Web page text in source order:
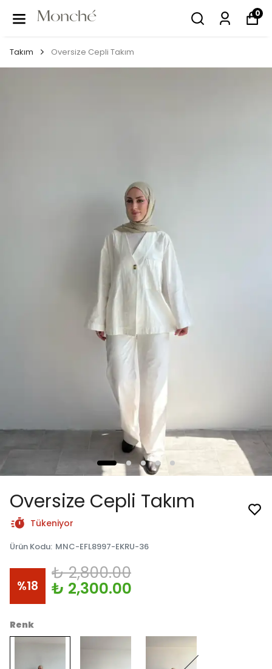
0
Takım Oversize Cepli Takım
Oversize Cepli Takım
Tükeniyor
Ürün Kodu: MNC-EFL8997-EKRU-36
%18
₺ 2,800.00
₺ 2,300.00
Renk